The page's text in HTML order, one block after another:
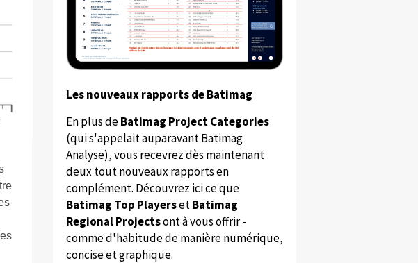
Les nouveaux rapports de Batimag
En plus deBatimag Project Categories
(qui s'appelait auparavant Batimag
Analyse), vous recevrez dès maintenant
deux tout nouveaux rapports en
complément. Découvrez ici ce que
Batimag Top PlayersetBatimag
Regional Projectsont à vous offrir -
comme d'habitude de manière numérique,
concise et graphique.